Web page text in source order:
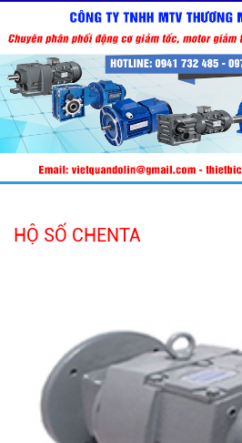
HỘ SỐ CHENTA